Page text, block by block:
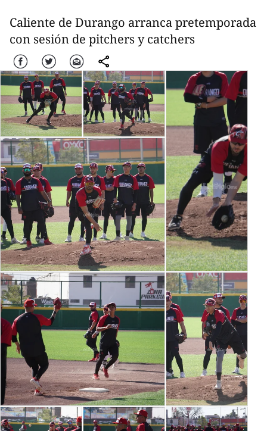
Caliente de Durango arranca pretemporada
con sesión de pitchers y catchers
Facebook Twitter Correo comparte